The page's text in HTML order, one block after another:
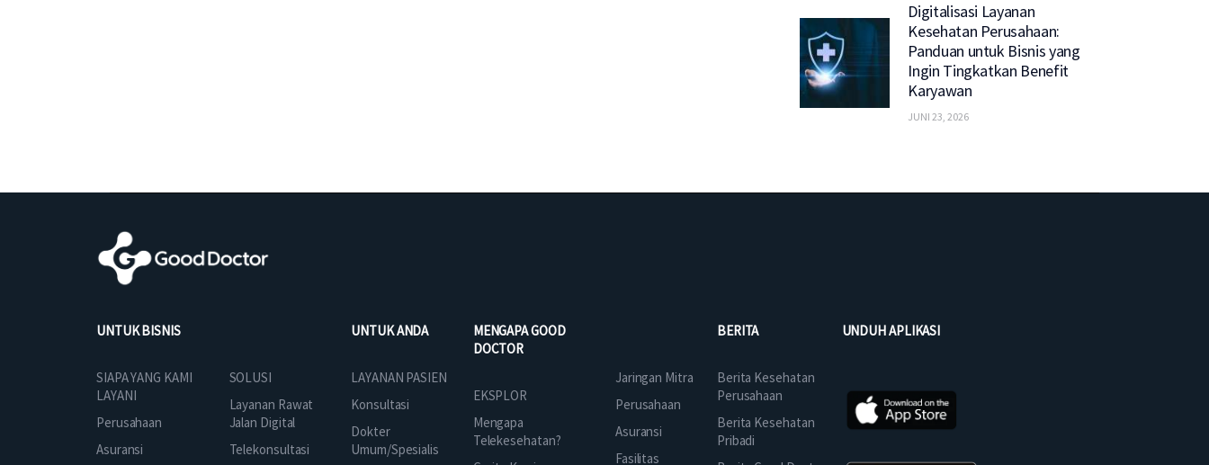
Digitalisasi Layanan
Kesehatan Perusahaan:
Panduan untuk Bisnis yang
Ingin Tingkatkan Benefit
Karyawan
JUNI 23, 2026
UNTUK BISNIS
SIAPA YANG KAMI
LAYANI
Perusahaan
Asuransi
SOLUSI
Layanan Rawat
Jalan Digital
Telekonsultasi
UNTUK ANDA
LAYANAN PASIEN
Konsultasi
Dokter
Umum/Spesialis
MENGAPA GOOD
DOCTOR
EKSPLOR
Mengapa
Telekesehatan?
Jaringan Mitra
Perusahaan
Asuransi
Fasilitas
BERITA
Berita Kesehatan
Perusahaan
Berita Kesehatan
Pribadi
UNDUH APLIKASI